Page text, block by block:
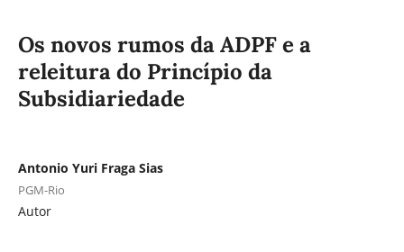
Os novos rumos da ADPF e a
releitura do Princípio da
Subsidiariedade
Antonio Yuri Fraga Sias
PGM-Rio
Autor